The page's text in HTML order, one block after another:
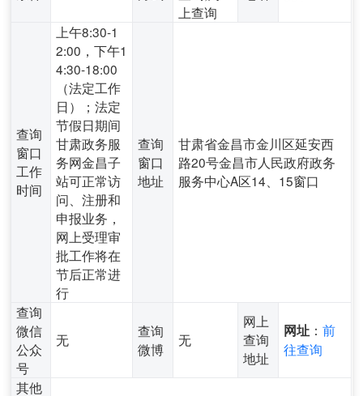
上查询
查询
窗口
工作
时间
上午8:30-1
2:00，下午1
4:30-18:00
（法定工作
日）；法定
节假日期间
甘肃政务服
务网金昌子
站可正常访
问、注册和
申报业务，
网上受理审
批工作将在
节后正常进
行
查询
窗口
地址
甘肃省金昌市金川区延安西
路20号金昌市人民政府政务
服务中心A区14、15窗口
查询
微信
公众
号
无
查询
微博
无
网上
查询
地址
网址 ：前
往查询
其他